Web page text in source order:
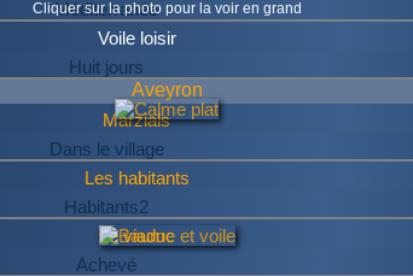
Méditerranée
Voile loisir
Huit jours
Aveyron
Marzials
Dans le village
Les habitants
Habitants2
Le viaduc
Achevé
Cliquer sur la photo pour la voir en grand